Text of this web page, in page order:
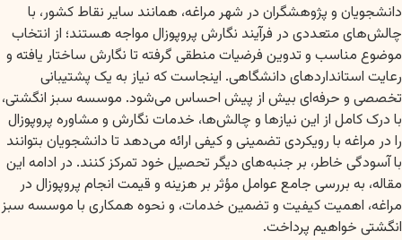
دانشجویان و پژوهشگران در شهر مراغه، همانند سایر نقاط کشور، با
چالش‌های متعددی در فرآیند نگارش پروپوزال مواجه هستند؛ از انتخاب
موضوع مناسب و تدوین فرضیات منطقی گرفته تا نگارش ساختار یافته و
رعایت استانداردهای دانشگاهی. اینجاست که نیاز به یک پشتیبانی
تخصصی و حرفه‌ای بیش از پیش احساس می‌شود. موسسه سبز انگشتی،
با درک کامل از این نیازها و چالش‌ها، خدمات نگارش و مشاوره پروپوزال
را در مراغه با رویکردی تضمینی و کیفی ارائه می‌دهد تا دانشجویان بتوانند
با آسودگی خاطر، بر جنبه‌های دیگر تحصیل خود تمرکز کنند. در ادامه این
مقاله، به بررسی جامع عوامل مؤثر بر هزینه و قیمت انجام پروپوزال در
مراغه، اهمیت کیفیت و تضمین خدمات، و نحوه همکاری با موسسه سبز
انگشتی خواهیم پرداخت.